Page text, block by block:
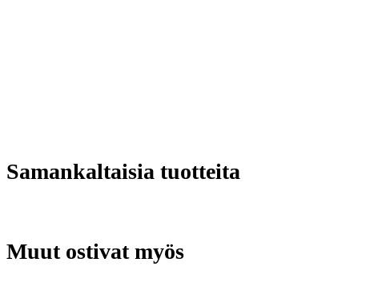
Samankaltaisia tuotteita
Muut ostivat myös